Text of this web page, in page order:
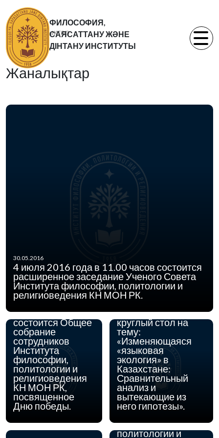
ФИЛОСОФИЯ,
САЯСАТТАНУ ЖӘНЕ
ДІНТАНУ ИНСТИТУТЫ
Басты бет
Жаналықтар
Статьи
Жаналықтар
30.05.2016
4 июля 2016 года в 11.00 часов состоится
расширенное заседание Ученого Совета
Института философии, политологии и
религиоведения КН МОН РК.
03.05.2016
04 мая 2016 года
в 11.00 часов
состоится Общее
собрание
сотрудников
Института
философии,
политологии и
религиоведения
КН МОН РК,
посвященное
Дню победы.
Институте
философии,
политологии и
религиоведения
МОН РК состоится
круглый стол на
тему:
«Изменяющаяся
«языковая
экология» в
Казахстане:
Сравнительный
анализ и
вытекающие из
него гипотезы».
31.03.2016
С 28 марта по 8
апреля 2016 г. в
философии,
политологии и